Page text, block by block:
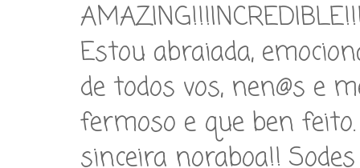
Estou abraiada,
de todos vos, nen@s e
fermoso e que ben
sinceira noraboa!!